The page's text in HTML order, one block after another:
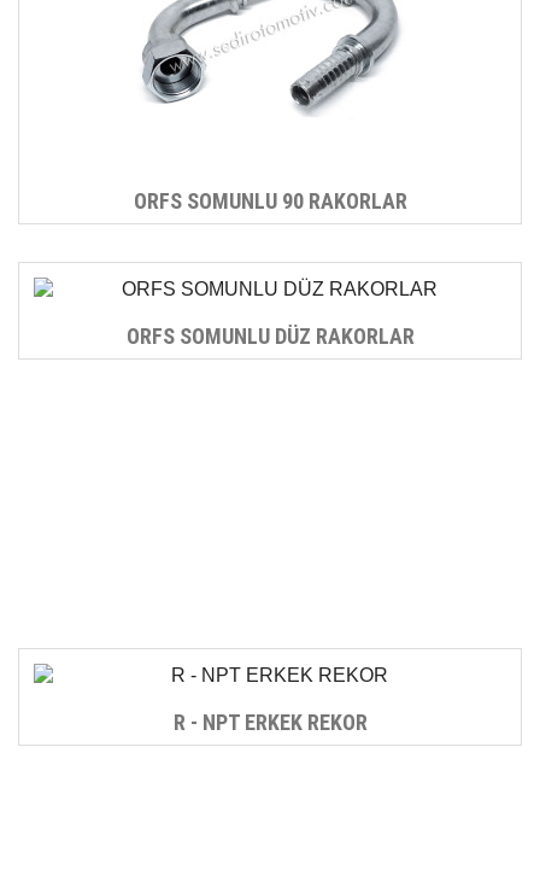
ORFS SOMUNLU 90 RAKORLAR
ORFS SOMUNLU DÜZ RAKORLAR
R - NPT ERKEK REKOR